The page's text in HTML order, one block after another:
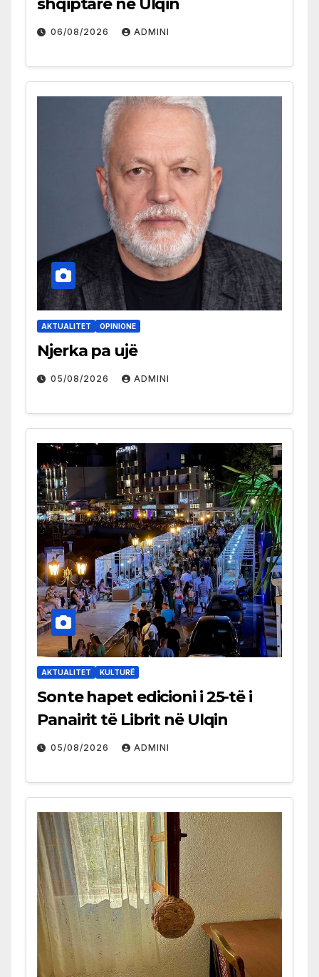
shqiptare në Ulqin
06/08/2026 ADMINI
AKTUALITET OPINIONE
Njerka pa ujë
05/08/2026 ADMINI
AKTUALITET KULTURË
Sonte hapet edicioni i 25-të i
Panairit të Librit në Ulqin
05/08/2026 ADMINI